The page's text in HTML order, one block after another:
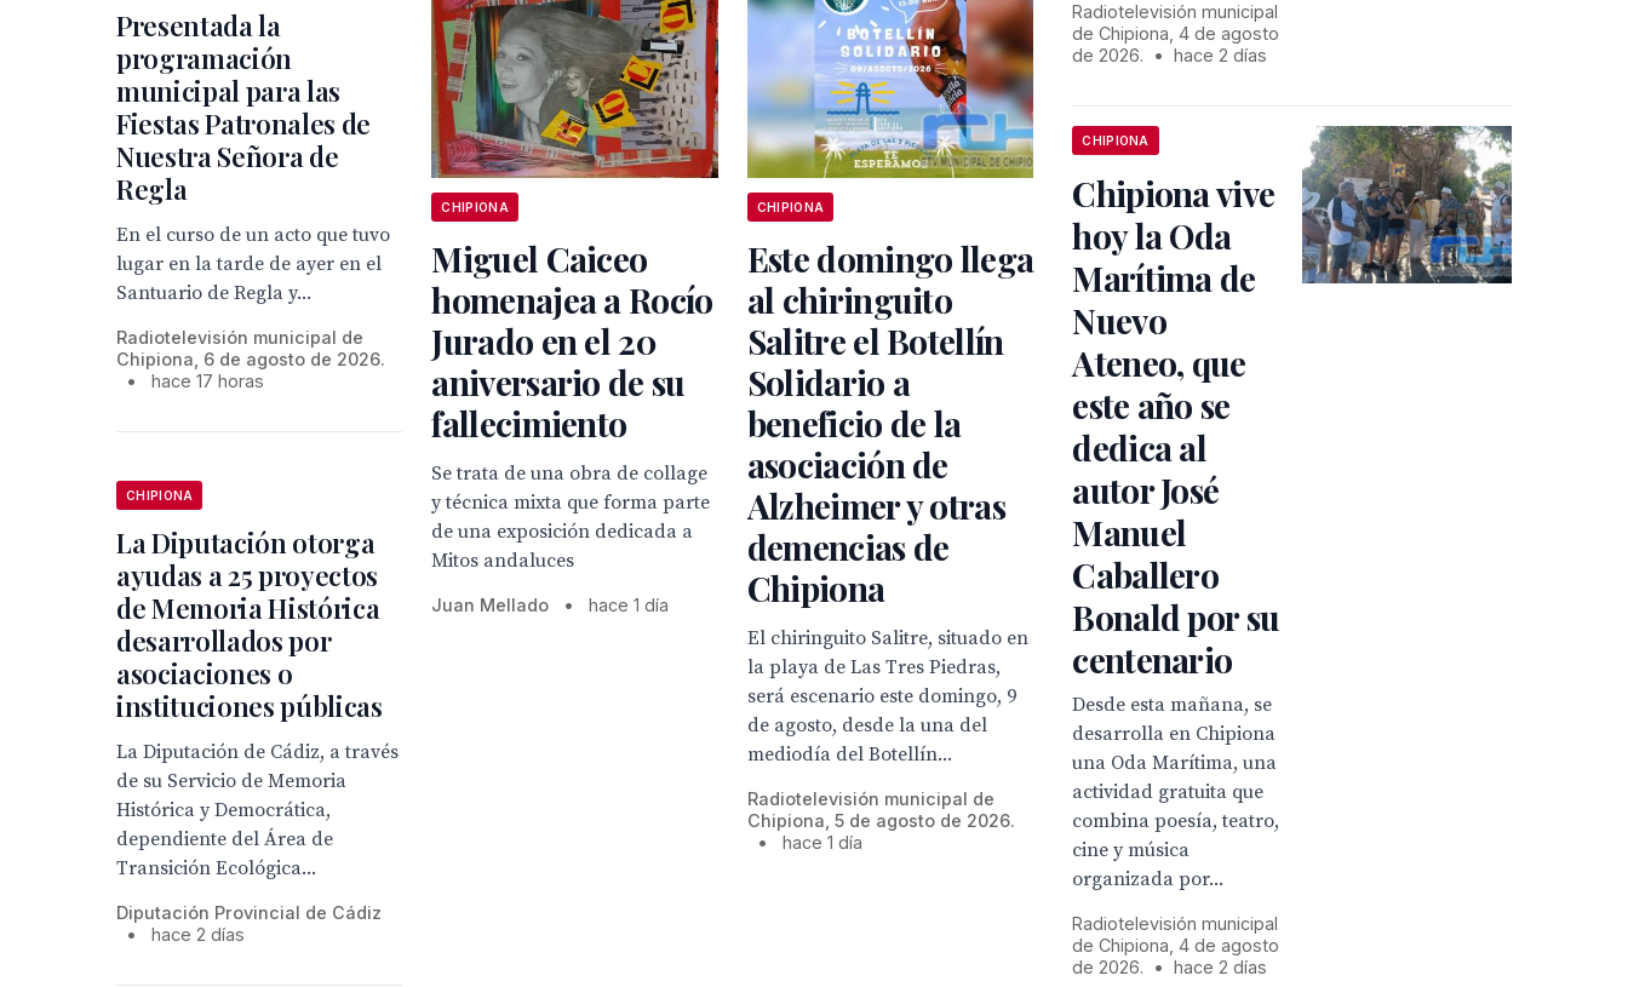
Presentada la
programación
municipal para las
Fiestas Patronales de
Nuestra Señora de
Regla
En el curso de un acto que tuvo
lugar en la tarde de ayer en el
Santuario de Regla y...
Radiotelevisión municipal de
Chipiona, 6 de agosto de 2026.
•
hace 17 horas
CHIPIONA
Miguel Caiceo
homenajea a Rocío
Jurado en el 20
aniversario de su
fallecimiento
Se trata de una obra de collage
y técnica mixta que forma parte
de una exposición dedicada a
Mitos andaluces
Juan Mellado • hace 1 día
CHIPIONA
Este domingo llega
al chiringuito
Salitre el Botellín
Solidario a
beneficio de la
asociación de
Alzheimer y otras
demencias de
Chipiona
El chiringuito Salitre, situado en
la playa de Las Tres Piedras,
será escenario este domingo, 9
de agosto, desde la una del
mediodía del Botellín...
Radiotelevisión municipal de
Chipiona, 5 de agosto de 2026.
•
hace 1 día
CHIPIONA
La Diputación otorga
ayudas a 25 proyectos
de Memoria Histórica
desarrollados por
asociaciones o
instituciones públicas
La Diputación de Cádiz, a través
de su Servicio de Memoria
Histórica y Democrática,
dependiente del Área de
Transición Ecológica...
Diputación Provincial de Cádiz
•
hace 2 días
Radiotelevisión municipal
de Chipiona, 4 de agosto
de 2026.
• hace 2 días
CHIPIONA
Chipiona vive
hoy la Oda
Marítima de
Nuevo
Ateneo, que
este año se
dedica al
autor José
Manuel
Caballero
Bonald por su
centenario
Desde esta mañana, se
desarrolla en Chipiona
una Oda Marítima, una
actividad gratuita que
combina poesía, teatro,
cine y música
organizada por...
Radiotelevisión municipal
de Chipiona, 4 de agosto
de 2026.
• hace 2 días